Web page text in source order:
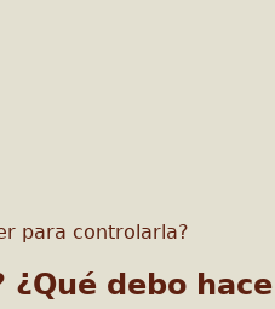
para controlarla?
¿Qué debo